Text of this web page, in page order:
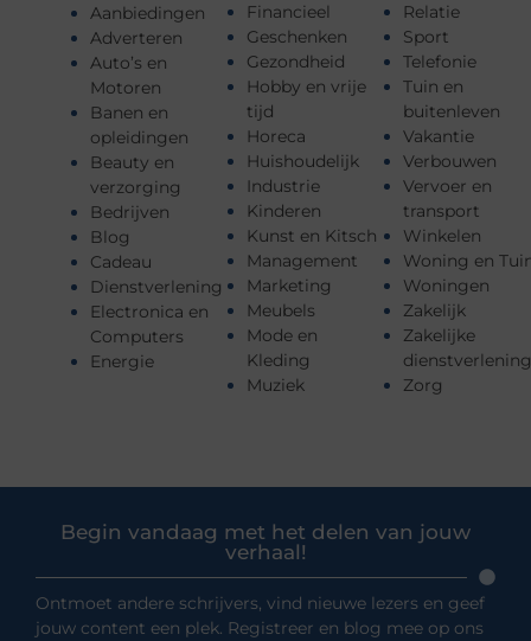
Aanbiedingen
Adverteren
Auto’s en
Motoren
Banen en
opleidingen
Beauty en
verzorging
Bedrijven
Blog
Cadeau
Dienstverlening
Electronica en
Computers
Energie
Financieel
Geschenken
Gezondheid
Hobby en vrije
tijd
Horeca
Huishoudelijk
Industrie
Kinderen
Kunst en Kitsch
Management
Marketing
Meubels
Mode en
Kleding
Muziek
Relatie
Sport
Telefonie
Tuin en
buitenleven
Vakantie
Verbouwen
Vervoer en
transport
Winkelen
Woning en
Woningen
Zakelijk
Zakelijke
Zorg
Begin vandaag met het delen van jouw
verhaal!
Ontmoet andere schrijvers, vind nieuwe lezers en geef
jouw content een plek. Registreer en blog mee op ons